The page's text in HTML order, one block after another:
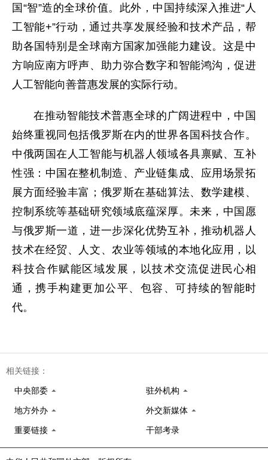
国“智”造的全球价值。此外，中国持续深入推进“人
工智能+”行动，通过共享发展经验和技术产品，帮
助各国特别是全球南方国家加强能力建设。这是中
方响应南方呼声、助力弥合数字和智能鸿沟，促进
人工智能向善普惠发展的实际行动。
在推动智能技术普惠全球的广阔进程中，中国
始终重视同包括俄罗斯在内的世界各国科技合作。
中俄两国在人工智能与机器人领域各具禀赋、互补
性强：中国在整机制造、产业链集成、应用场景拓
展方面经验丰富；俄罗斯在基础算法、数学建模、
控制系统等基础研究领域底蕴深厚。未来，中国愿
与俄罗斯一道，进一步深化优势互补，推动机器人
技术在经贸、人文、农业等领域的本地化应用，以
科技合作赋能区域发展，以技术交流促进民心相
通，携手构建更加公平、包容、可持续的智能时
代。
相关链接：
中央部委 驻外机构
地方外办 外交新媒体
重要链接 干部考录